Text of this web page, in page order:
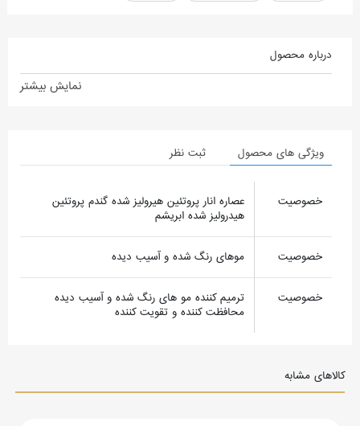
درباره محصول
نمایش بیشتر
ویژگی های محصول ثبت نظر
خصوصیت
عصاره انار پروتئین هیرولیز شده گندم پروتئین
هیدرولیز شده ابریشم
خصوصیت موهای رنگ شده و آسیب دیده
خصوصیت
ترمیم کننده مو های رنگ شده و آسیب دیده
محافظت کننده و تقویت کننده
کالاهای مشابه